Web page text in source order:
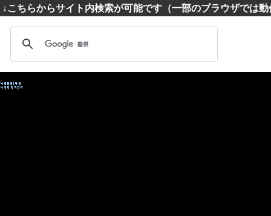
↓こちらからサイト内検索が可能です（一部のブラウザでは